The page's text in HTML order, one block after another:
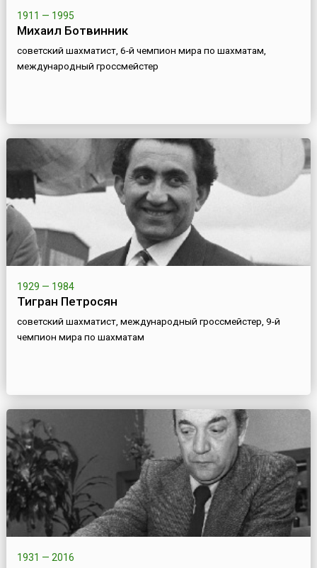
1911 — 1995
Михаил Ботвинник
советский шахматист, 6-й чемпион мира по шахматам,
международный гроссмейстер
1929 — 1984
Тигран Петросян
советский шахматист, международный гроссмейстер, 9-й
чемпион мира по шахматам
1931 — 2016